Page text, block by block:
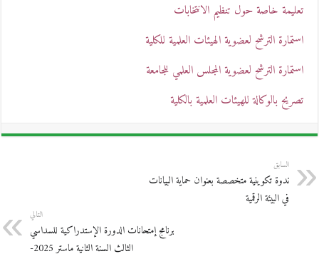
تعليمة خاصة حول تنظيم الانتخابات
استمارة الترشح لعضوية الهيئات العلمية للكلية
استمارة الترشح لعضوية المجلس العلمي للجامعة
تصريح بالوكالة للهيئات العلمية بالكلية
السابق
ندوة تكوينية متخصصة بعنوان حماية البيانات
في البيئة الرقمية
التالي
برنامج إمتحانات الدورة الإستدراكية للسداسي
الثالث السنة الثانية ماستر 2025-